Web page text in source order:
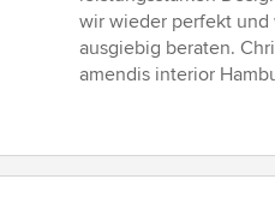
wir wieder perfekt
ausgiebig beraten.
amendis interior